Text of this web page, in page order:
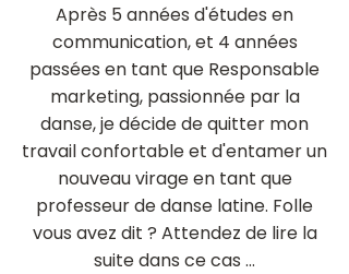
Après 5 années d'études en
communication, et 4 années
passées en tant que Responsable
marketing, passionnée par la
danse, je décide de quitter mon
travail confortable et d'entamer un
nouveau virage en tant que
professeur de danse latine. Folle
vous avez dit ? Attendez de lire la
suite dans ce cas ...